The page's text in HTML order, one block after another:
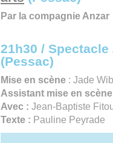
Par la compagnie Anzar
21h30 / Spectacle
(Pessac)
Mise en scène: Jade
Assistant mise en
Avec : Jean-Baptiste
Texte : Pauline Peyrade